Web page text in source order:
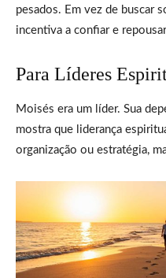
pesados. Em vez de buscar
incentiva a confiar e
Para Líderes
Moisés era um líder. Sua
mostra que liderança
organização ou estratégia,